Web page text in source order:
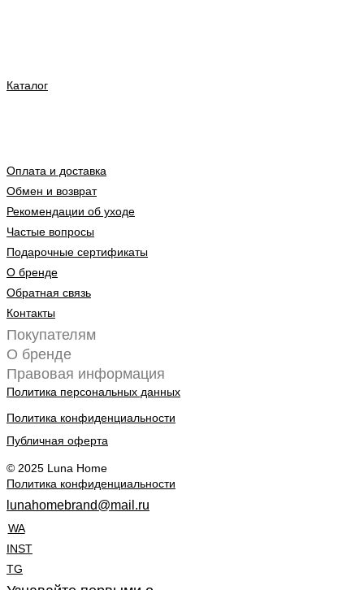
Каталог
Оплата и доставка
Обмен и возврат
Рекомендации об уходе
Частые вопросы
Подарочные сертификаты
О бренде
Обратная связь
Контакты
Покупателям
О бренде
Правовая информация
Политика персональных данных
Политика конфиденциальности
Публичная оферта
© 2025 Luna Home
Политика конфиденциальности
lunahomebrand@mail.ru
WA
INST
TG